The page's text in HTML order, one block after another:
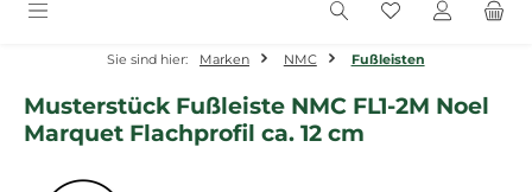
Du hast 0
Sie sind hier: Marken NMC Fußleisten
Musterstück Fußleiste NMC FL1-2M Noel
Marquet Flachprofil ca. 12 cm